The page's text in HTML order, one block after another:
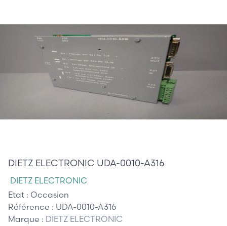
DIETZ ELECTRONIC UDA-0010-A316
DIETZ ELECTRONIC
Etat : Occasion
Référence : UDA-0010-A316
Marque : DIETZ ELECTRONIC